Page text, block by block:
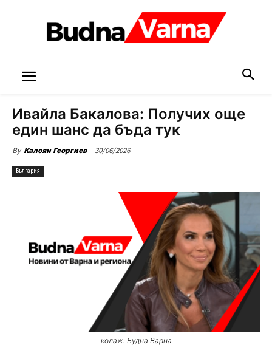
Ивайла Бакалова: Получих още
един шанс да бъда тук
By Калоян Георгиев 30/06/2026
България
колаж: Будна Варна